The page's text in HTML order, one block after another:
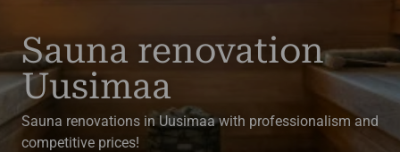
Sauna renovation
Uusimaa
Sauna renovations in Uusimaa with professionalism and
competitive prices!